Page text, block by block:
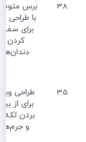
38
برس
برای
کردن
دندان‌ها
35
طراحی
برای از
بردن
و جرم‌ها